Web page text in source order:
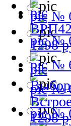
№
№
№
№
№
ВРП42
1298
1298